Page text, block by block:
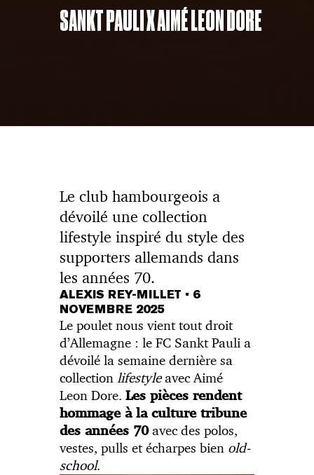
SANKT PAULI X AIMÉ LEON DORE
Le club hambourgeois a
dévoilé une collection
lifestyle inspiré du style des
supporters allemands dans
les années 70.
ALEXIS REY-MILLET • 6
NOVEMBRE 2025
Le poulet nous vient tout droit
d’Allemagne : le FC Sankt Pauli a
dévoilé la semaine dernière sa
collectionlifestyleavec Aimé
Leon Dore.Les pièces rendent
hommage à la culture tribune
des années 70avec des polos,
vestes, pulls et écharpes bien old-
school.